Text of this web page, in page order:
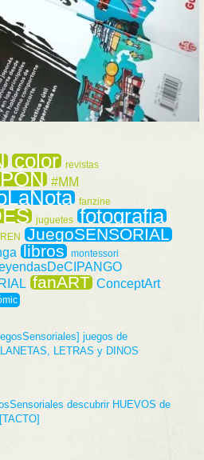
color revistas
#MM
fanzine
juguetes fotografia
JuegoSENSORIAL
libros montessori
fanART ConceptArt
juegos de
LETRAS y DINOS
descubrir HUEVOS de